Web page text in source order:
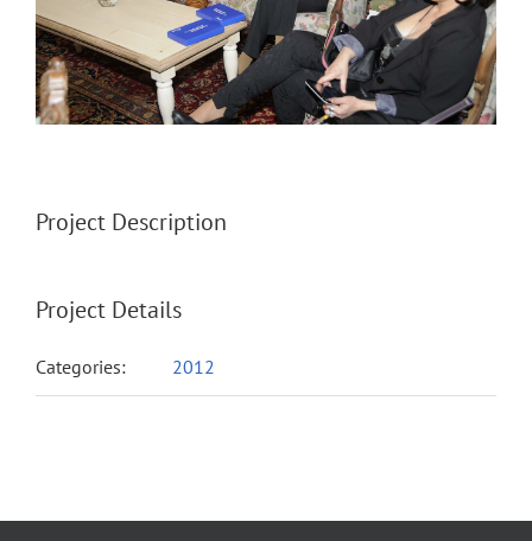
Project Description
Project Details
Categories: 2012